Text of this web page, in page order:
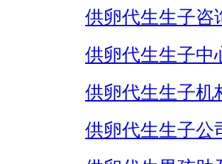
供卵代生生子咨
供卵代生生子中
供卵代生生子机
供卵代生生子公